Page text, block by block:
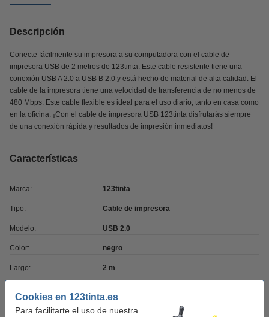
Cookies en 123tinta.es
Para facilitarte el uso de nuestra
Descripción
Conecte fácilmente su impresora a su computadora con el cable de
impresora USB de 2 metros de 123tinta. Este cable resistente tiene una
conexión USB A 2.0 a USB B 2.0 y está hecho de material de alta calidad. El
cable de la impresora tiene una velocidad de transferencia de no menos de
480 Mbps. Este cable flexible es ideal para el uso diario, tanto en casa como
en la oficina. ¡Con el cable de impresora USB 123tinta disfrutarás siempre
de una conexión rápida y resultados de impresión inmediatos!
Características
Marca: 123tinta
Tipo: Cable de impresora
Modelo: USB 2.0
Color: negro
Largo: 2 m
Conector 2: -